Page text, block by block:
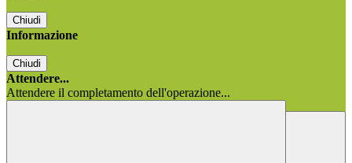
Chiudi
Informazione
Chiudi
Attendere...
Attendere il completamento dell'operazione...